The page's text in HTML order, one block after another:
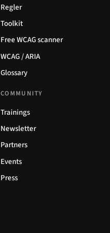
Regler
Toolkit
Free WCAG scanner
WCAG / ARIA
Glossary
COMMUNITY
Trainings
Newsletter
Partners
Events
Press